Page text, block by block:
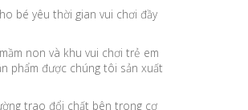
bé yêu thời gian vui chơi đầy
non và khu vui chơi trẻ em
phẩm được chúng tôi sản xuất
trao đổi chất bên trong cơ